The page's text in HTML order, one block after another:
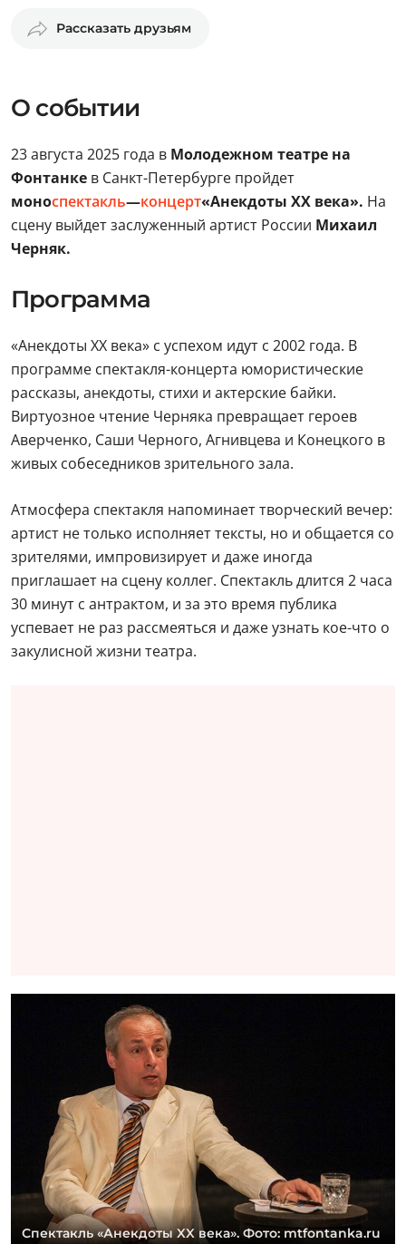
Рассказать друзьям
О событии
23 августа 2025 года в Молодежном театре на
Фонтанке в Санкт-Петербурге пройдет
моноспектакль—концерт«Анекдоты XX века». На
сцену выйдетзаслуженный артист России Михаил
Черняк.
Программа
«Анекдоты XX века» с успехом идут с 2002 года. В
программе спектакля-концерта юмористические
рассказы, анекдоты, стихи и актерские байки.
Виртуозное чтение Черняка превращает героев
Аверченко, Саши Черного, Агнивцева и Конецкого в
живых собеседников зрительного зала.
Атмосфера спектакля напоминает творческий вечер:
артист не только исполняет тексты, но и общается со
зрителями, импровизирует и даже иногда
приглашает на сцену коллег. Спектакль длится 2 часа
30 минут с антрактом, и за это время публика
успевает не раз рассмеяться и даже узнать кое-что о
закулисной жизни театра.
Спектакль «Анекдоты XX века». Фото: mtfontanka.ru